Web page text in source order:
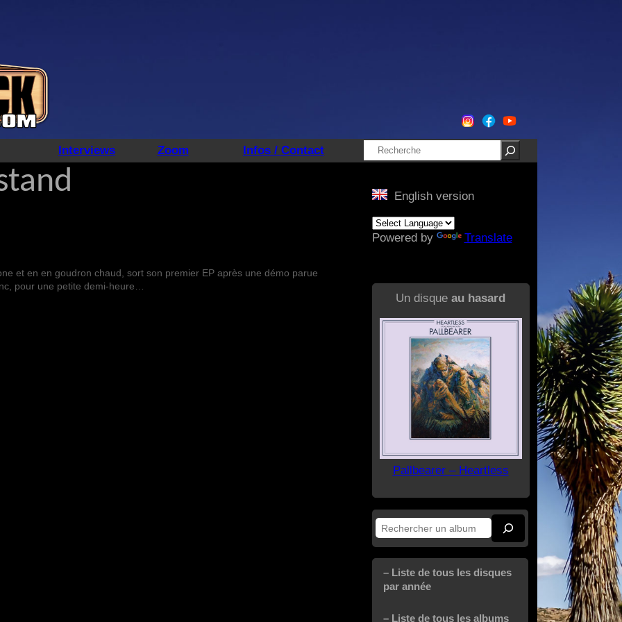
Interviews Zoom Infos / Contact Rechercher
et en en goudron chaud, sort son premier EP après une démo parue
pour une petite demi-heure…
English version
Powered by Translate
Un disque au hasard
Pallbearer – Heartless
Rechercher
– Liste de tous les disques
par année
– Liste de tous les albums